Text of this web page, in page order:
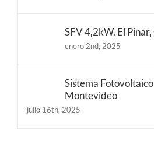
SFV 4,2kW, El
enero 2nd, 2025
Sistema
Montevideo
julio 16th, 2025